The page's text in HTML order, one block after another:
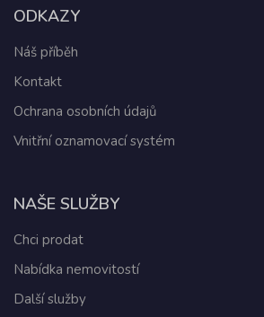
ODKAZY
Náš příběh
Kontakt
Ochrana osobních údajů
Vnitřní oznamovací systém
NAŠE SLUŽBY
Chci prodat
Nabídka nemovitostí
Další služby